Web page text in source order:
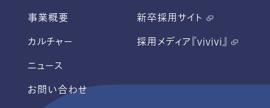
事業概要
カルチャー
ニュース
お問い合わせ
新卒採用サイト
採用メディア『vivivi』